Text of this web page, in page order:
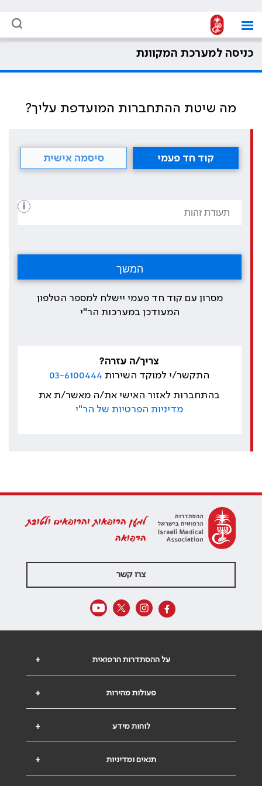
כניסה למערכת המקוונת
מה שיטת ההתחברות המועדפת עליך?
קוד חד פעמי סיסמה אישית
i
מסרון עם קוד חד פעמי יישלח למספר הטלפון
המעודכן במערכות הר"י
צריך/ה עזרה?
התקשר/י למוקד השירות 03-6100444
בהתחברות לאזור האישי את/ה מאשר/ת את
מדיניות הפרטיות של הר"י
למען הרופאות והרופאים ולטובת
הרפואה
צרו קשר
+ על ההסתדרות הרפואית
+ פעולות מהירות
+ לוחות מידע
+ תנאים ומדיניות